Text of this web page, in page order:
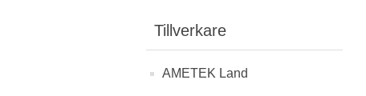
Tillverkare
AMETEK Land